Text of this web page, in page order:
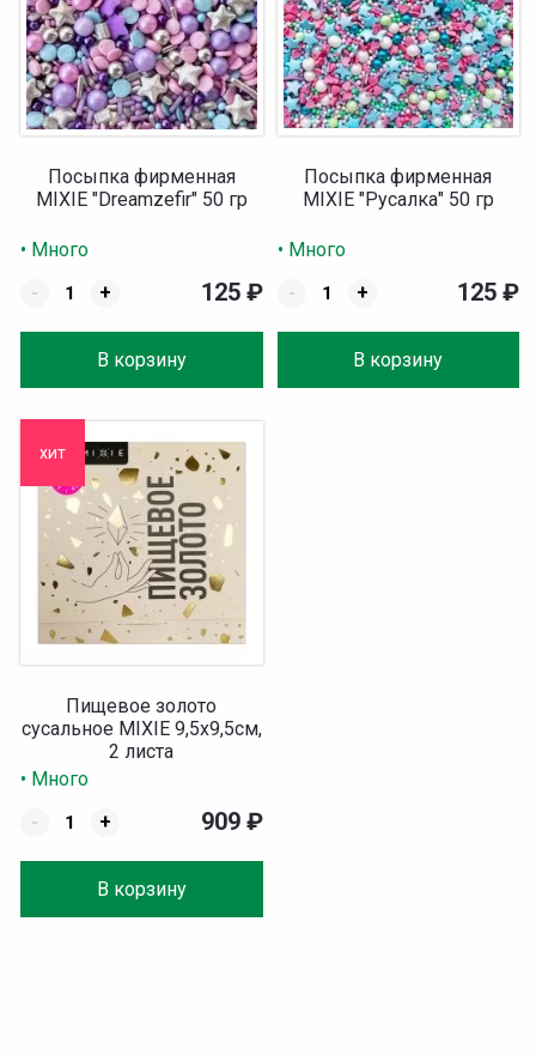
Посыпка фирменная
MIXIE "Dreamzefir" 50 гр
• Много
-
+
В корзину
125 ₽
Посыпка фирменная
MIXIE "Русалка" 50 гр
• Много
-
+
В корзину
125 ₽
хит
Пищевое золото
сусальное MIXIE 9,5х9,5см,
2 листа
• Много
-
+
В корзину
909 ₽